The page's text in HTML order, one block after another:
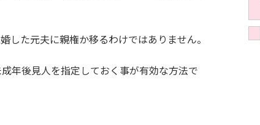
した元夫に親権か移るわけではありません。
年後見人を指定しておく事が有効な方法で